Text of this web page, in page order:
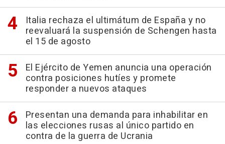
Italia rechaza el ultimátum de España y no
reevaluará la suspensión de Schengen hasta
el 15 de agosto
El Ejército de Yemen anuncia una operación
contra posiciones hutíes y promete
responder a nuevos ataques
Presentan una demanda para inhabilitar en
las elecciones rusas al único partido en
contra de la guerra de Ucrania